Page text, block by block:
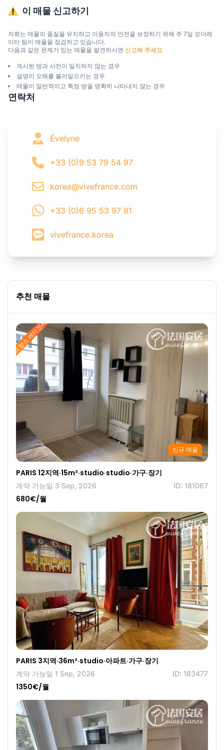
이 매물 신고하기
저희는 매물의 품질을 유지하고 이용자의 안전을 보장하기 위해 주 7일 모더레
이터 팀이 매물을 점검하고 있습니다.
다음과 같은 문제가 있는 매물을 발견하시면 신고해 주세요
게시된 방과 사진이 일치하지 않는 경우
설명이 오해를 불러일으키는 경우
매물이 일반적이고 특정 방을 명확히 나타내지 않는 경우
연락처
Évelyne
+33 (0)9 53 79 54 97
korea@vivefrance.com
+33 (0)6 95 53 97 81
vivefrance.korea
추천 매물
프랑스 에이전시
신규 매물
PARIS 12지역·15m²·studio·studio·가구·장기
계약 가능일 3 Sep, 2026 ID: 181067
680€/월
PARIS 3지역·36m²·studio·아파트·가구·장기
계약 가능일 1 Sep, 2026 ID: 183477
1350€/월